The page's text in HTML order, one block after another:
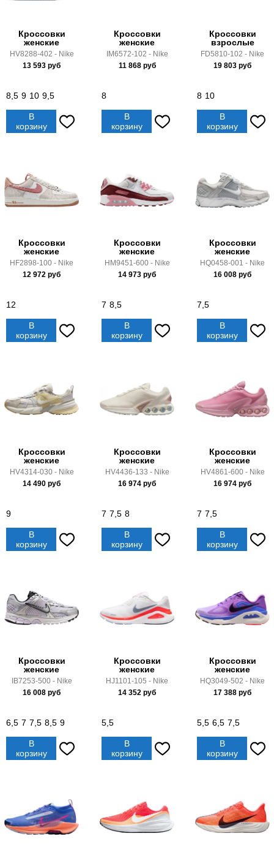
Кроссовки
женские
HV8288-402 - Nike
13 593 руб
8,5 9 10 9,5
В
корзину
Кроссовки
женские
IM6572-102 - Nike
11 868руб
8
В
корзину
Кроссовки
взрослые
FD5810-102 - Nike
19 803 руб
8 10
В
корзину
Кроссовки
женские
HF2898-100 - Nike
12 972 руб
12
В
корзину
Кроссовки
женские
HM9451-600 - Nike
14 973 руб
7 8,5
В
корзину
Кроссовки
женские
HQ0458-001 - Nike
16 008 руб
7,5
В
корзину
Кроссовки
женские
HV4314-030 - Nike
14 490 руб
9
В
корзину
Кроссовки
женские
HV4436-133 - Nike
16 974 руб
7 7,5 8
В
корзину
Кроссовки
женские
HV4861-600 - Nike
16 974 руб
7 7,5
В
корзину
Кроссовки
женские
IB7253-500 - Nike
16 008 руб
6,5 7 7,5 8,5 9
В
корзину
Кроссовки
женские
HJ1101-105 - Nike
14 352 руб
5,5
В
корзину
Кроссовки
женские
HQ3049-502 - Nike
17 388 руб
5,5 6,5 7,5
В
корзину